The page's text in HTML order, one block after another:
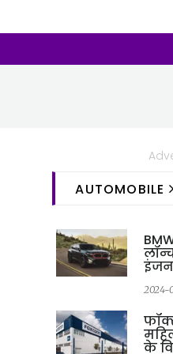
AUTOMOBILE
इंजन
2024-
के